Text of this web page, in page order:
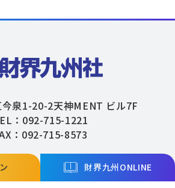
財界九州ONLINE
泉1-20-2天神MENT ビル7F
：092-715-1221
：092-715-8573
Co,.Ltd. All Rights Reserved.